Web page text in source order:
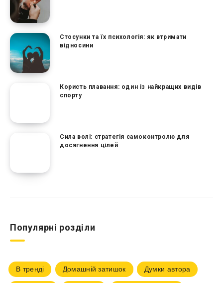
Стосунки та їх психологія: як втримати
відносини
Користь плавання: один із найкращих видів
спорту
Сила волі: стратегія самоконтролю для
досягнення цілей
Популярні розділи
В тренді Домашній затишок
Думки автора